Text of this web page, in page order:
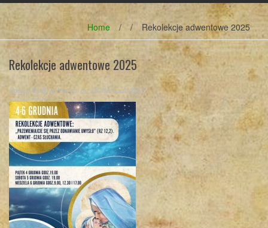
Home / / Rekolekcje adwentowe 2025
Rekolekcje adwentowe 2025
Posted ByBrat Marcin on 28 listopada 2025